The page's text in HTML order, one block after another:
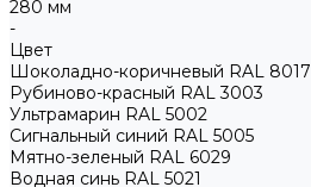
280 мм
-
Цвет
Шоколадно-коричневый RAL 8017
Рубиново-красный RAL 3003
Ультрамарин RAL 5002
Сигнальный синий RAL 5005
Мятно-зеленый RAL 6029
Водная синь RAL 5021